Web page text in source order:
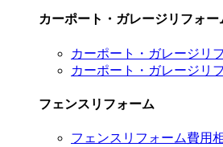
カーポート・ガレージリフォー
カーポート・ガレージリ
カーポート・ガレージリ
フェンスリフォーム
フェンスリフォーム費用